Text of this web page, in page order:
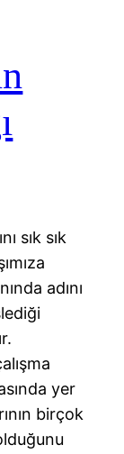
sık sık
adını
yer
birçok